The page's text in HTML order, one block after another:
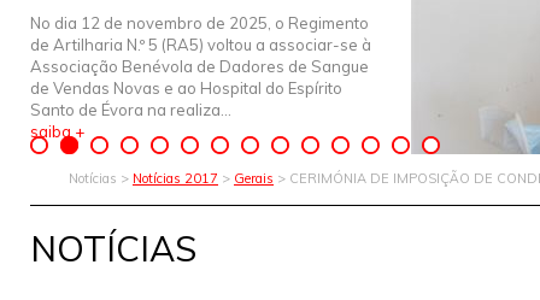
No dia 12 de novembro de 2025, o Regimento
de Artilharia N.º 5 (RA5) voltou a associar-se à
Associação Benévola de Dadores de Sangue
de Vendas Novas e ao Hospital do Espírito
Santo de Évora na realiza...
saiba +
Notícias > Notícias 2017 > Gerais > CERIMÓNIA DE IMPOSIÇÃO DE
NOTÍCIAS